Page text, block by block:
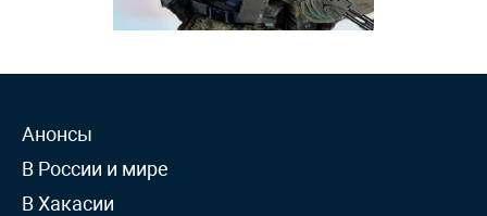
Анонсы
В России и мире
В Хакасии